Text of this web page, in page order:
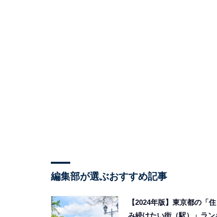
編集部が選ぶおすすめ記事
【2024年版】東京都の「住
み続けたい街（駅）」ラン